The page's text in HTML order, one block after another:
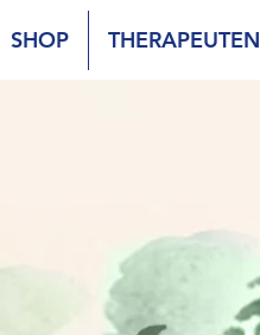
SHOP THERAPEUTEN